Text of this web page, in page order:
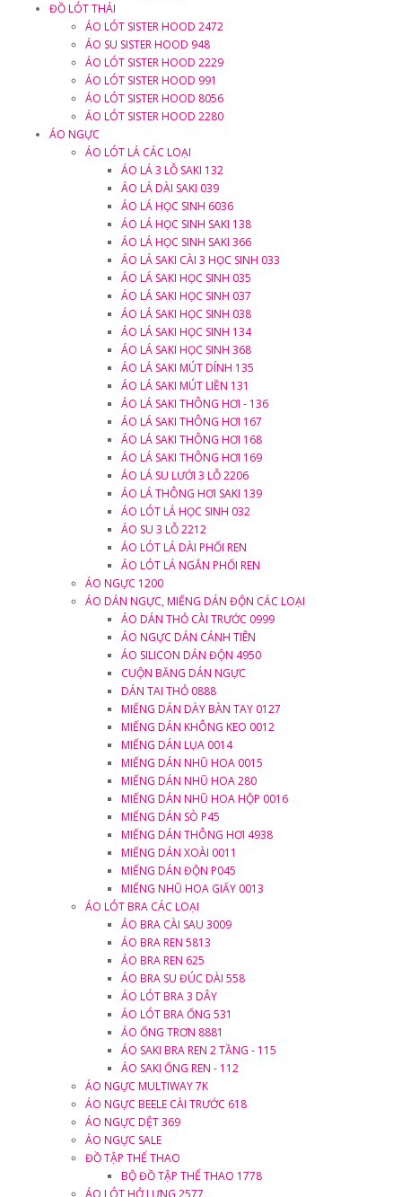
ĐỒ LÓT THÁI
ÁO LÓT SISTER HOOD 2472
ÁO SU SISTER HOOD 948
ÁO LÓT SISTER HOOD 2229
ÁO LÓT SISTER HOOD 991
ÁO LÓT SISTER HOOD 8056
ÁO LÓT SISTER HOOD 2280
ÁO NGỰC
ÁO LÓT LÁ CÁC LOẠI
ÁO LÁ 3 LỖ SAKI 132
ÁO LÁ DÀI SAKI 039
ÁO LÁ HỌC SINH 6036
ÁO LÁ HỌC SINH SAKI 138
ÁO LÁ HỌC SINH SAKI 366
ÁO LÁ SAKI CÀI 3 HỌC SINH 033
ÁO LÁ SAKI HỌC SINH 035
ÁO LÁ SAKI HỌC SINH 037
ÁO LÁ SAKI HỌC SINH 038
ÁO LÁ SAKI HỌC SINH 134
ÁO LÁ SAKI HỌC SINH 368
ÁO LÁ SAKI MÚT DÍNH 135
ÁO LÁ SAKI MÚT LIỀN 131
ÁO LÁ SAKI THÔNG HƠI - 136
ÁO LÁ SAKI THÔNG HƠI 167
ÁO LÁ SAKI THÔNG HƠI 168
ÁO LÁ SAKI THÔNG HƠI 169
ÁO LÁ SU LƯỚI 3 LỖ 2206
ÁO LÁ THÔNG HƠI SAKI 139
ÁO LÓT LÁ HỌC SINH 032
ÁO SU 3 LỖ 2212
ÁO LÓT LÁ DÀI PHỐI REN
ÁO LÓT LÁ NGẮN PHỐI REN
ÁO NGỰC 1200
ÁO DÁN NGỰC, MIẾNG DÁN ĐỘN CÁC LOẠI
ÁO DÁN THỎ CÀI TRƯỚC 0999
ÁO NGỰC DÁN CÁNH TIÊN
ÁO SILICON DÁN ĐỘN 4950
CUỘN BĂNG DÁN NGỰC
DÁN TAI THỎ 0888
MIẾNG DÁN DÀY BÀN TAY 0127
MIẾNG DÁN KHÔNG KEO 0012
MIẾNG DÁN LỤA 0014
MIẾNG DÁN NHŨ HOA 0015
MIẾNG DÁN NHŨ HOA 280
MIẾNG DÁN NHŨ HOA HỘP 0016
MIẾNG DÁN SÒ P45
MIẾNG DÁN THÔNG HƠI 4938
MIẾNG DÁN XOÀI 0011
MIẾNG DÁN ĐỘN P045
MIẾNG NHŨ HOA GIẤY 0013
ÁO LÓT BRA CÁC LOẠI
ÁO BRA CÀI SAU 3009
ÁO BRA REN 5813
ÁO BRA REN 625
ÁO BRA SU ĐÚC DÀI 558
ÁO LÓT BRA 3 DÂY
ÁO LÓT BRA ỐNG 531
ÁO ỐNG TRƠN 8881
ÁO SAKI BRA REN 2 TẦNG - 115
ÁO SAKI ỐNG REN - 112
ÁO NGỰC MULTIWAY 7K
ÁO NGỰC BEELE CÀI TRƯỚC 618
ÁO NGỰC DỆT 369
ÁO NGỰC SALE
ĐỒ TẬP THỂ THAO
BỘ ĐỒ TẬP THỂ THAO 1778
ÁO LÓT HỞ LƯNG 2577